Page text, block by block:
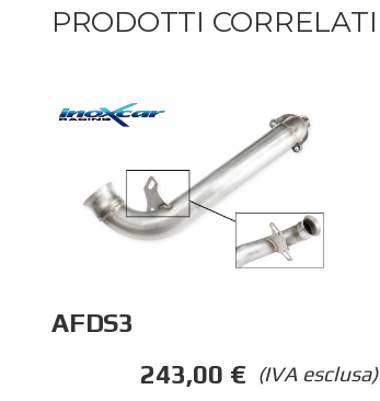
PRODOTTI CORRELATI
AFDS3
(IVA esclusa)
243,00 €